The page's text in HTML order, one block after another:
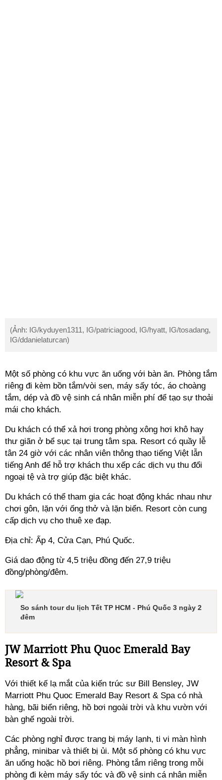
(Ảnh: IG/kyduyen1311, IG/patriciagood, IG/hyatt, IG/tosadang,
IG/ddanielaturcan)
Một số phòng có khu vực ăn uống với bàn ăn. Phòng tắm
riêng đi kèm bồn tắm/vòi sen, máy sấy tóc, áo choàng
tắm, dép và đồ vệ sinh cá nhân miễn phí để tạo sự thoải
mái cho khách.
Du khách có thể xả hơi trong phòng xông hơi khô hay
thư giãn ở bể sục tại trung tâm spa. Resort có quầy lễ
tân 24 giờ với các nhân viên thông thạo tiếng Việt lẫn
tiếng Anh để hỗ trợ khách thu xếp các dịch vụ thu đổi
ngoại tệ và trợ giúp đặc biệt khác.
Du khách có thể tham gia các hoạt động khác nhau như
chơi gôn, lặn với ống thở và lặn biển. Resort còn cung
cấp dịch vụ cho thuê xe đạp.
Địa chỉ: Ấp 4, Cửa Cạn, Phú Quốc.
Giá dao động từ 4,5 triệu đồng đến 27,9 triệu
đồng/phòng/đêm.
So sánh tour du lịch Tết TP HCM - Phú Quốc 3 ngày 2
đêm
JW Marriott Phu Quoc Emerald Bay
Resort & Spa
Với thiết kế lạ mắt của kiến trúc sư Bill Bensley, JW
Marriott Phu Quoc Emerald Bay Resort & Spa có nhà
hàng, bãi biển riêng, hồ bơi ngoài trời và khu vườn với
bàn ghế ngoài trời.
Các phòng nghỉ được trang bị máy lạnh, ti vi màn hình
phẳng, minibar và thiết bị ủi. Một số phòng có khu vực
ăn uống hoặc hồ bơi riêng. Phòng tắm riêng trong mỗi
phòng đi kèm máy sấy tóc và đồ vệ sinh cá nhân miễn